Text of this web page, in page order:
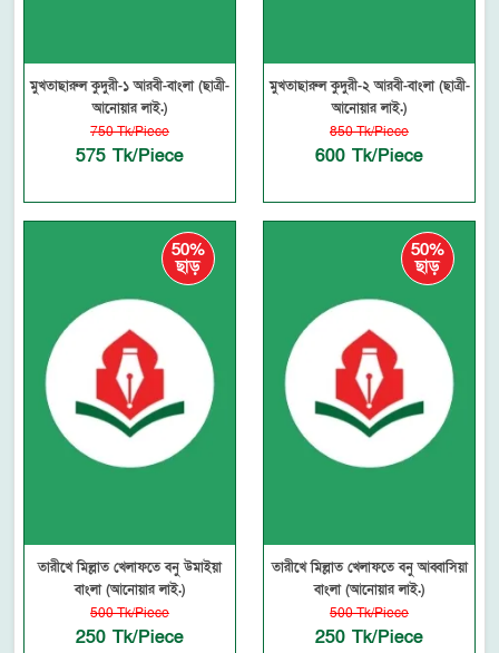
মুখতাছারুল কুদুরী-১ আরবী-বাংলা (ছাত্রী-
আনোয়ার লাই.)
750 Tk/Piece
575 Tk/Piece
মুখতাছারুল কুদুরী-২ আরবী-বাংলা (ছাত্রী-
আনোয়ার লাই.)
850 Tk/Piece
600 Tk/Piece
50%
ছাড়
তারীখে মিল্লাত খেলাফতে বনু উমাইয়া
বাংলা (আনোয়ার লাই.)
500 Tk/Piece
250 Tk/Piece
50%
ছাড়
তারীখে মিল্লাত খেলাফতে বনু আব্বাসিয়া
বাংলা (আনোয়ার লাই.)
500 Tk/Piece
250 Tk/Piece